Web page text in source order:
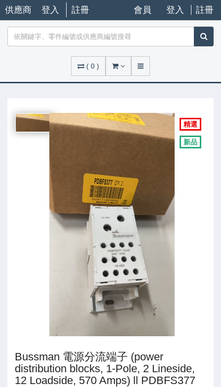
供應商 登入 註冊 會員 登入 註冊
( 0 )
精選
新品
Bussman 電源分流端子 (power
distribution blocks, 1-Pole, 2 Lineside,
12 Loadside, 570 Amps) ll PDBFS377